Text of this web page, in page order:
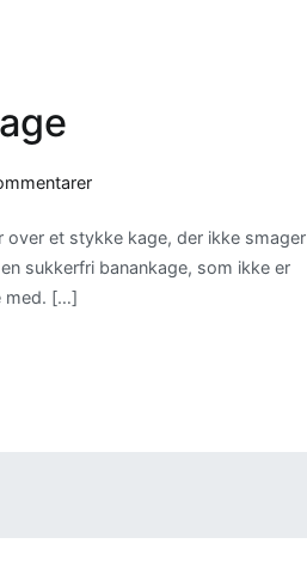
til
og
fedtfattig
et stykke kage, der ikke smager
sukkerfri banankage, som ikke er
med. […]